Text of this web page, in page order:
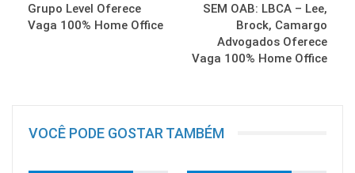
Grupo Level Oferece
Vaga 100% Home Office
SEM OAB: LBCA – Lee,
Brock, Camargo
Advogados Oferece
Vaga 100% Home Office
VOCÊ PODE GOSTAR TAMBÉM